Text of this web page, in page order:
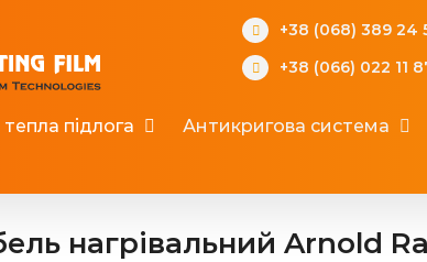
+38 (068) 389 24
+38 (066) 022 11
підлога Антикригова система
нагрівальний Arnold